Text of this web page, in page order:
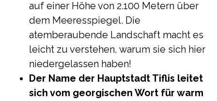
auf einer Höhe von 2.100 Metern über
dem Meeresspiegel. Die
atemberaubende Landschaft macht es
leicht zu verstehen, warum sie sich hier
niedergelassen haben!
Der Name der Hauptstadt Tiflis leitet
sich vom georgischen Wort für warm